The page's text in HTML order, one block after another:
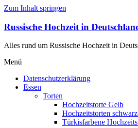
Zum Inhalt springen
Russische Hochzeit in
Alles rund um Russische Hochzeit in
Menü
Datenschutzerklärung
Essen
Torten
Hochzeitstorte Gelb
Hochzeitstorten
Türkisfarbene